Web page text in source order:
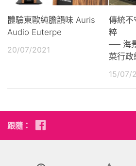
體驗東歐純膽韻味 Auris
Audio Euterpe
20/07/2021
傳統
粹
── 海
菜行政
15/07/
跟隨：